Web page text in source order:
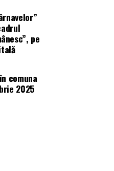
pe
comuna
2025